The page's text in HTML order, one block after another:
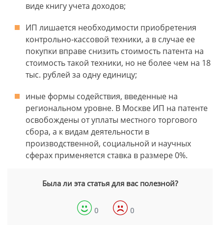
виде книгу учета доходов;
ИП лишается необходимости приобретения
контрольно-кассовой техники, а в случае ее
покупки вправе снизить стоимость патента на
стоимость такой техники, но не более чем на 18
тыс. рублей за одну единицу;
иные формы содействия, введенные на
региональном уровне. В Москве ИП на патенте
освобождены от уплаты местного торгового
сбора, а к видам деятельности в
производственной, социальной и научных
сферах применяется ставка в размере 0%.
Была ли эта статья для вас полезной?
0 0